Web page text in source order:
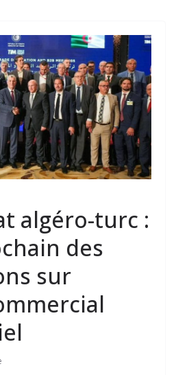
algéro-turc :
des
sur